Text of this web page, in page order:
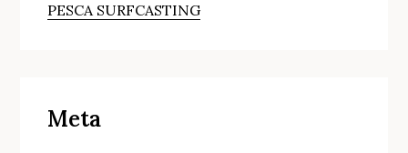
PESCA SURFCASTING
Meta